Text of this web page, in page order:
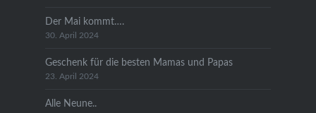
Der Mai kommt….
30. April 2024
Geschenk für die besten Mamas und Papas
23. April 2024
Alle Neune..